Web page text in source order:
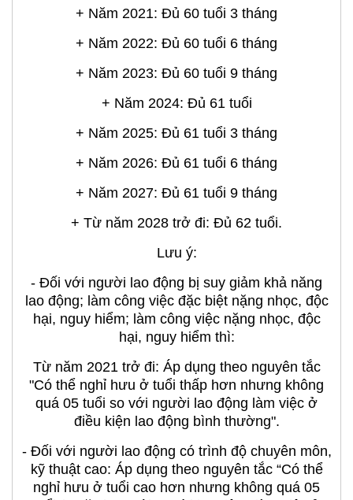
+ Năm 2025: Đủ 61 tuổi 3 tháng
+ Năm 2026: Đủ 61 tuổi 6 tháng
+ Năm 2027: Đủ 61 tuổi 9 tháng
+ Từ năm 2028 trở đi: Đủ 62 tuổi.
Lưu ý:
- Đối với người lao động bị suy giảm khả năng
lao động; làm công việc đặc biệt nặng nhọc, độc
hại, nguy hiểm; làm công việc nặng nhọc, độc
hại, nguy hiểm thì:
Từ năm 2021 trở đi: Áp dụng theo nguyên tắc
quá 05 tuổi so với người lao động làm việc ở
điều kiện lao động bình thường".
- Đối với người lao động có trình độ chuyên môn,
nghỉ hưu ở tuổi cao hơn nhưng không quá 05
tuổi (5 năm) so với người lao động làm việc ở
điều kiện lao động bình thường”.
(Theo Người Lao Động)